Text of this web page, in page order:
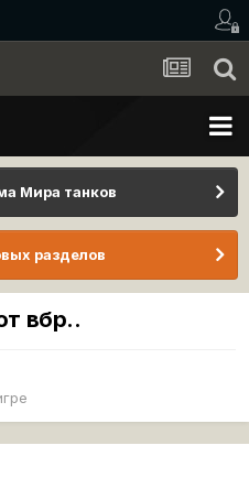
Мира танков
разделов
вбр..